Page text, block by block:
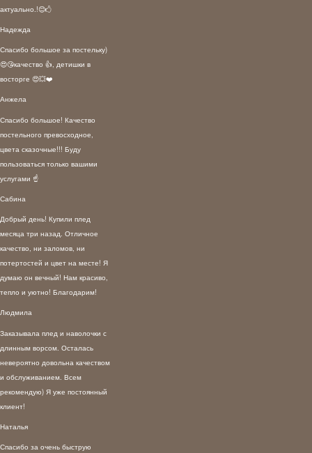
актуально.!😊🖒
Надежда
Спасибо большое за постельку)
😍😘качество 👍, детишки в
восторге 😍💥❤️
Анжела
Спасибо большое! Качество
постельного превосходное,
цвета сказочные!!! Буду
пользоваться только вашими
услугами ☝️
Сабина
Добрый день! Купили плед
месяца три назад. Отличное
качество, ни заломов, ни
потертостей и цвет на месте! Я
думаю он вечный! Нам красиво,
тепло и уютно! Благодарим!
Людмила
Заказывала плед и наволочки с
длинным ворсом. Осталась
невероятно довольна качеством
и обслуживанием. Всем
рекомендую) Я уже постоянный
клиент!
Наталья
Спасибо за очень быструю